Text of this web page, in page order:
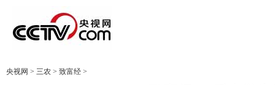
央视网 > 三农 > 致富经 >